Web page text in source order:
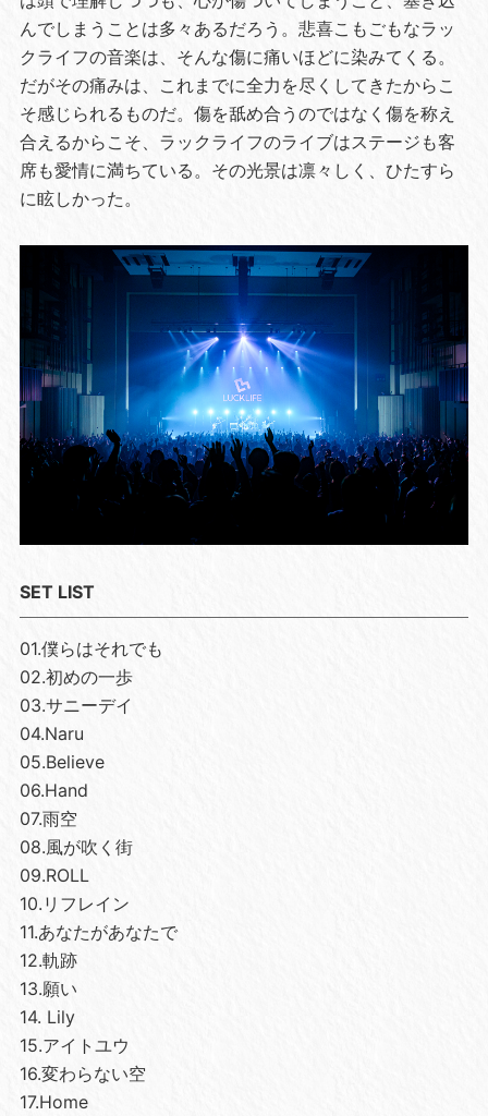
んでしまうことは多々あるだろう。悲喜こもごもなラッ
クライフの音楽は、そんな傷に痛いほどに染みてくる。
だがその痛みは、これまでに全力を尽くしてきたからこ
そ感じられるものだ。傷を舐め合うのではなく傷を称え
合えるからこそ、ラックライフのライブはステージも客
席も愛情に満ちている。その光景は凛々しく、ひたすら
に眩しかった。
SET LIST
01.僕らはそれでも
02.初めの一歩
03.サニーデイ
04.Naru
05.Believe
06.Hand
07.雨空
08.風が吹く街
09.ROLL
10.リフレイン
11.あなたがあなたで
12.軌跡
13.願い
14. Lily
15.アイトユウ
16.変わらない空
17.Home